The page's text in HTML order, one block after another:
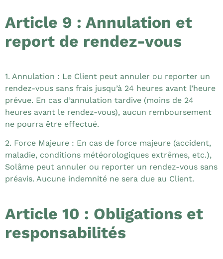
Article 9 : Annulation et
report de rendez-vous
1. Annulation : Le Client peut annuler ou reporter un
rendez-vous sans frais jusqu’à 24 heures avant l’heure
prévue. En cas d’annulation tardive (moins de 24
heures avant le rendez-vous), aucun remboursement
ne pourra être effectué.
2. Force Majeure : En cas de force majeure (accident,
maladie, conditions météorologiques extrêmes, etc.),
Solâme peut annuler ou reporter un rendez-vous sans
préavis. Aucune indemnité ne sera due au Client.
Article 10 : Obligations et
responsabilités